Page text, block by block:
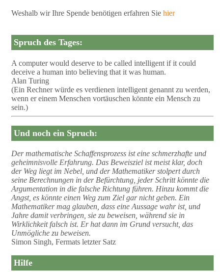
Weshalb wir Ihre Spende benötigen erfahren Sie hier
Spruch des Tages:
A computer would deserve to be called intelligent if it could
deceive a human into believing that it was human.
Alan Turing
(Ein Rechner würde es verdienen intelligent genannt zu werden,
wenn er einem Menschen vortäuschen könnte ein Mensch zu
sein.)
Und noch ein Spruch:
Der mathematische Schaffensprozess ist eine schmerzhafte und
geheimnisvolle Erfahrung. Das Beweisziel ist meist klar, doch
der Weg liegt im Nebel, und der Mathematiker stolpert durch
seine Berechnungen in der Befürchtung, jeder Schritt könnte die
Argumentation in die falsche Richtung führen. Hinzu kommt die
Angst, es könnte einen Weg zum Ziel gar nicht geben. Ein
Mathematiker mag glauben, dass eine Aussage wahr ist, und
Jahre damit verbringen, sie zu beweisen, während sie in
Wirklichkeit falsch ist. Er hat dann im Grund versucht, das
Unmögliche zu beweisen.
Simon Singh, Fermats letzter Satz
Hilfe